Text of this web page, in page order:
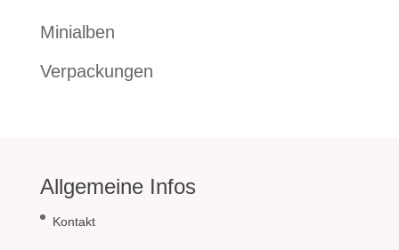
Minialben
Verpackungen
Allgemeine Infos
Kontakt